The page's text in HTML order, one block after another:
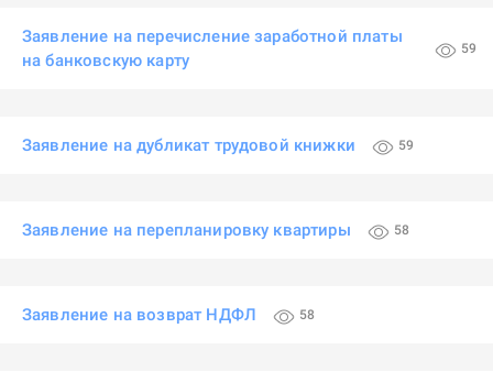
Заявление на перечисление заработной платы
на банковскую карту
59
Заявление на дубликат трудовой книжки 59
Заявление на перепланировку квартиры 58
Заявление на возврат НДФЛ 58